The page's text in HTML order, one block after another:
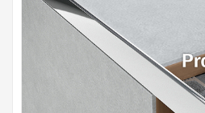
Обводы для труб
Алюминиевые профили
Крепёж и крепления